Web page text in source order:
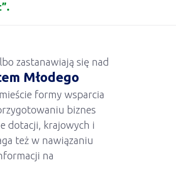
zastanawiają się nad
Młodego
formy wsparcia
biznes
dotacji, krajowych i
też w nawiązaniu
na